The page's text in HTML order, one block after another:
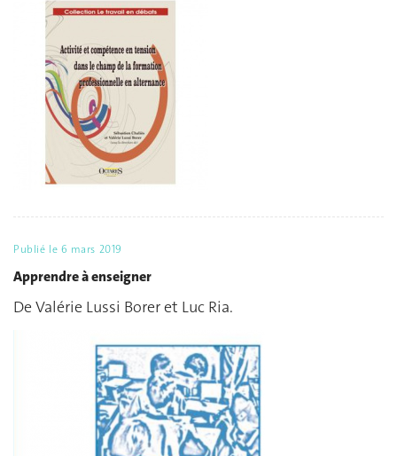
Publié le 6 mars 2019
Apprendre à enseigner
De Valérie Lussi Borer et Luc Ria.